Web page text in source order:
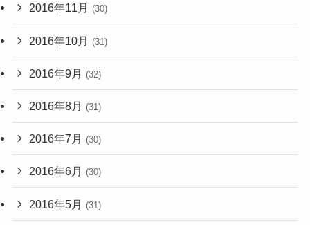
2016年11月 (30)
2016年10月 (31)
2016年9月 (32)
2016年8月 (31)
2016年7月 (30)
2016年6月 (30)
2016年5月 (31)